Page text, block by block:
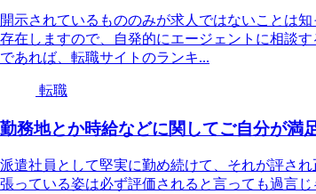
開示されているもののみが求人ではないことは
存在しますので、自発的にエージェントに相談
であれば、転職サイトのランキ...
転職
勤務地とか時給などに関してご自分が満
派遣社員として堅実に勤め続けて、それが評さ
張っている姿は必ず評価されると言っても過言